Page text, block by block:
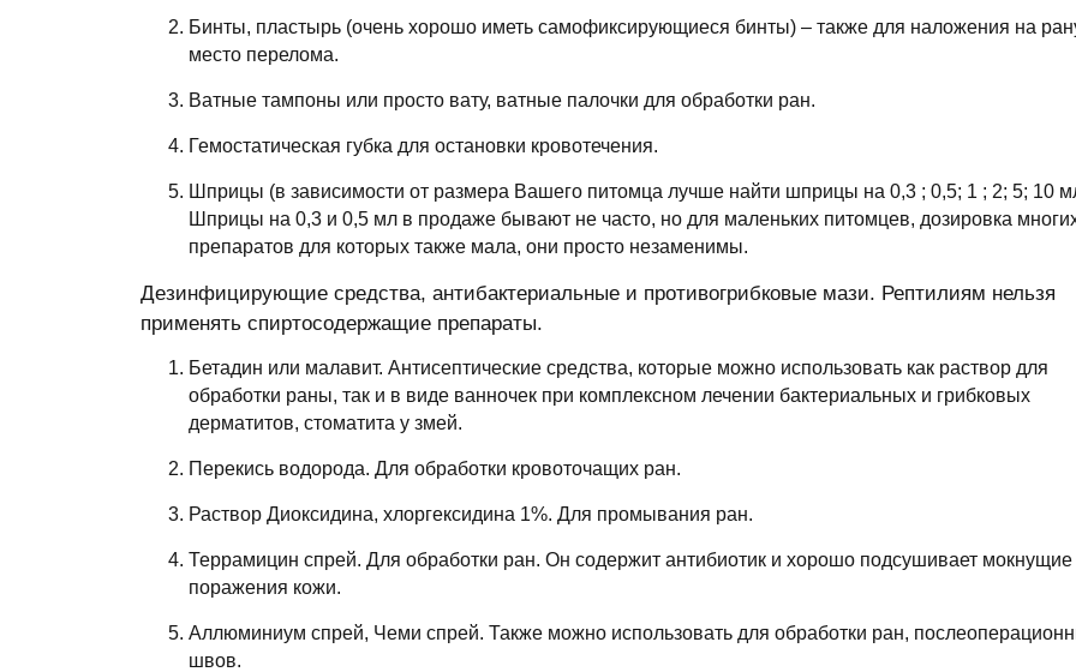
Бинты, пластырь (очень хорошо иметь самофиксирующиеся бинты) – также для наложения на
место перелома.
Ватные тампоны или просто вату, ватные палочки для обработки ран.
Гемостатическая губка для остановки кровотечения.
Шприцы (в зависимости от размера Вашего питомца лучше найти шприцы на 0,3 ; 0,5; 1 ; 2; 5; 10
Шприцы на 0,3 и 0,5 мл в продаже бывают не часто, но для маленьких питомцев, дозировка
препаратов для которых также мала, они просто незаменимы.
Дезинфицирующие средства, антибактериальные и противогрибковые мази. Рептилиям нельзя
применять спиртосодержащие препараты.
Бетадин или малавит. Антисептические средства, которые можно использовать как раствор для
обработки раны, так и в виде ванночек при комплексном лечении бактериальных и грибковых
дерматитов, стоматита у змей.
Перекись водорода. Для обработки кровоточащих ран.
Раствор Диоксидина, хлоргексидина 1%. Для промывания ран.
Террамицин спрей. Для обработки ран. Он содержит антибиотик и хорошо подсушивает мокнущие
поражения кожи.
Аллюминиум спрей, Чеми спрей. Также можно использовать для обработки ран,
швов.